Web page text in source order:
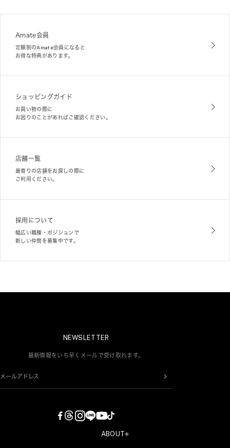
Amate会員
定額制のAmate会員になると
お得な特典があります。
ショッピングガイド
お買い物の際に
お困りのことがあればご確認ください。
店舗一覧
最寄りの店舗をお探しの際に
ご利用ください。
採用について
幅広い職種・ポジションで
新しい仲間を募集中です。
NEWSLETTER
最新情報をいち早くメールで受け取れます。
メールアドレス
ABOUT